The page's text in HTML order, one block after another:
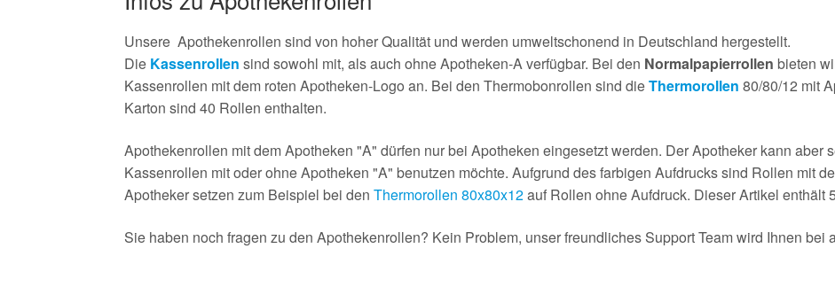
Unsere Apothekenrollen sind von hoher Qualität und werden umweltschonend in Deutschland hergestellt.
Die Kassenrollen sind sowohl mit, als auch ohne Apotheken-A verfügbar. Bei den Normalpapierrollen bieten
Kassenrollen mit dem roten Apotheken-Logo an. Bei den Thermobonrollen sind dieThermorollen 80/80/12 mit
Karton sind 40 Rollen enthalten.
Apothekenrollen mit dem Apotheken "A" dürfen nur bei Apotheken eingesetzt werden. Der Apotheker kann aber
Kassenrollen mit oder ohne Apotheken "A" benutzen möchte. Aufgrund des farbigen Aufdrucks sind Rollen mit
Apotheker setzen zum Beispiel bei denThermorollen 80x80x12auf Rollen ohne Aufdruck. Dieser Artikel enthält
Sie haben noch fragen zu den Apothekenrollen? Kein Problem, unser freundliches Support Team wird Ihnen bei